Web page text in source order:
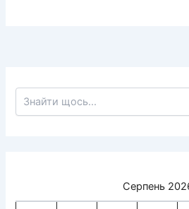
Пошук по сайту
Серпень